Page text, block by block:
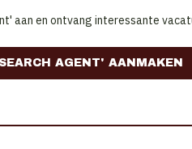
aan en ontvang interessante
AGENT' AANMAKEN